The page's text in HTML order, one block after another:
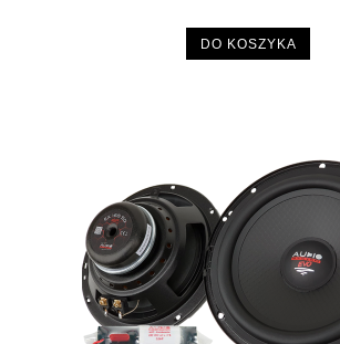
DO KOSZYKA